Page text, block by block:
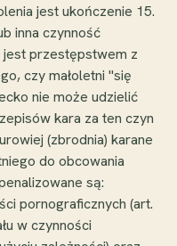
jest ukończenie 15.
inna czynność
jest przestępstwem z
czy małoletni "się
nie może udzielić
kara za ten czyn
(zbrodnia) karane
do obcowania
są:
pornograficznych (art.
w czynności